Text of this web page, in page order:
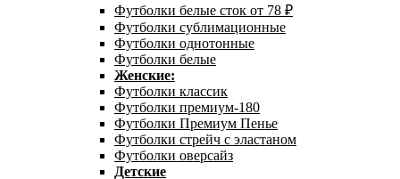
Футболки белые сток от 78 ₽
Футболки сублимационные
Футболки однотонные
Футболки белые
Женские:
Футболки классик
Футболки премиум-180
Футболки Премиум Пенье
Футболки стрейч с эластаном
Футболки оверсайз
Детские